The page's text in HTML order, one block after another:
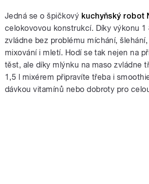
Jedná se o špičkový kuchyňský robot
celokovovou konstrukcí. Díky výkonu 1
zvládne bez problému míchání,
mixování i mletí. Hodí se tak nejen na
těst, ale díky mlýnku na maso zvládne
1,5 l mixérem připravíte třeba i
dávkou vitamínů nebo dobroty pro